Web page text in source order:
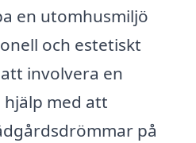
en utomhusmiljö
och estetiskt
involvera en
hjälp med att
på